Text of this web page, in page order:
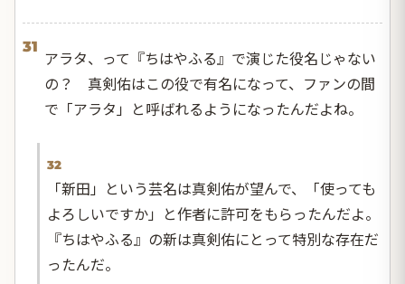
31
アラタ、って『ちはやふる』で演じた役名じゃない
の？ 真剣佑はこの役で有名になって、ファンの間
で「アラタ」と呼ばれるようになったんだよね。
32
「新田」という芸名は真剣佑が望んで、「使っても
よろしいですか」と作者に許可をもらったんだよ。
『ちはやふる』の新は真剣佑にとって特別な存在だ
ったんだ。